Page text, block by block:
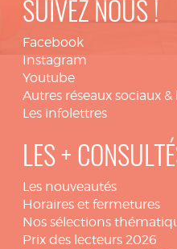
SUIVEZ NOUS !
Facebook
Instagram
Youtube
Autres réseaux sociaux &
Les infolettres
LES +
Les nouveautés
Horaires et fermetures
Nos sélections
Prix des lecteurs 2026